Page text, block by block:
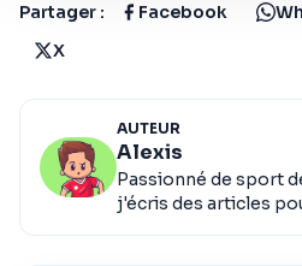
Partager : Facebook
X
AUTEUR
Alexis
Passionné de sport
j'écris des articles